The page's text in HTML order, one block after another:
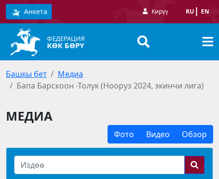
Анкета Кирүү RU EN
ФЕДЕРАЦИЯ
КӨК БӨРҮ
Башкы бет
Медиа
Бапа Барскоон -Толук (Нооруз 2024, экинчи лига)
МЕДИА
Фото Видео Обзор